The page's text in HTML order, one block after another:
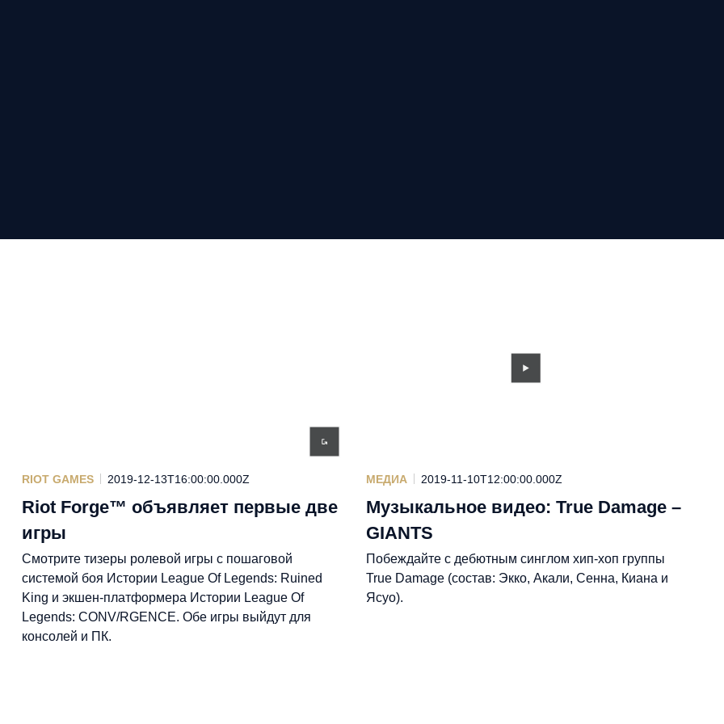
RIOT GAMES 2019-12-13T16:00:00.000Z
Riot Forge™ объявляет первые две
игры
Смотрите тизеры ролевой игры с пошаговой
системой боя Истории League Of Legends: Ruined
King и экшен-платформера Истории League Of
Legends: CONV/RGENCE. Обе игры выйдут для
консолей и ПК.
МЕДИА 2019-11-10T12:00:00.000Z
Музыкальное видео: True Damage –
GIANTS
Побеждайте с дебютным синглом хип-хоп группы
True Damage (состав: Экко, Акали, Сенна, Киана и
Ясуо).